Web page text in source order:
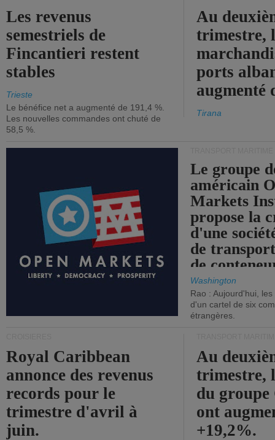
Les revenus
semestriels de
Fincantieri restent
stables
Trieste
Le bénéfice net a augmenté de 191,4 %.
Les nouvelles commandes ont chuté de
58,5 %.
Au
trimestre,
ports
augmenté
Tirana
Le groupe
américain
Markets
propose la
d'une
de
de
Washington
Rao : Aujourd'hui,
d'un cartel de six
étrangères.
Royal Caribbean
annonce des revenus
records pour le
trimestre d'avril à
juin.
Au
trimestre,
du
ont
+19,2%.